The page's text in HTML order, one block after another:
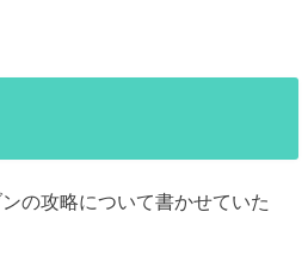
の攻略について書かせていた